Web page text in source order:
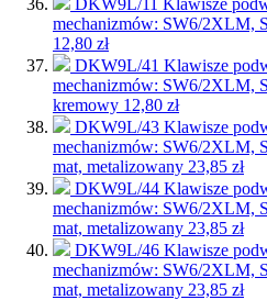
mechanizmów: SW6/2XLM,
12,80 zł
DKW9L/41 Klawisze
mechanizmów: SW6/2XLM,
kremowy 12,80 zł
DKW9L/43 Klawisze
mechanizmów: SW6/2XLM,
mat, metalizowany 23,85 zł
DKW9L/44 Klawisze
mechanizmów: SW6/2XLM,
mat, metalizowany 23,85 zł
DKW9L/46 Klawisze
mechanizmów: SW6/2XLM,
mat, metalizowany 23,85 zł